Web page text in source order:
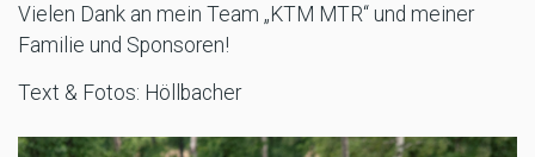
Vielen Dank an mein Team „KTM MTR“ und meiner
Familie und Sponsoren!
Text & Fotos: Höllbacher